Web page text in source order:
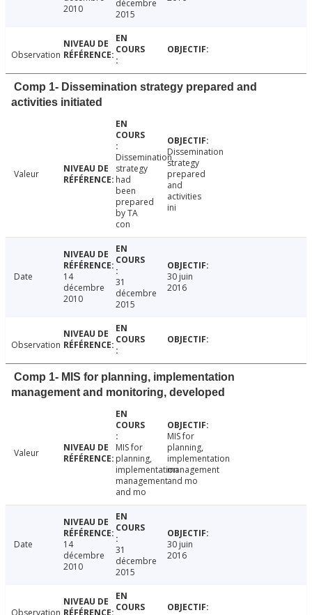
2010
décembre
2015
Observation
Comp 1- Dissemination strategy prepared and
activities initiated
Valeur
Dissemination
strategy
had
been
prepared
by TA
con
Dissemination
strategy
prepared
and
activities
ini
Date
14
décembre
2010
31
décembre
2015
30 juin
2016
Observation
Comp 1- MIS for planning, implementation
management and monitoring, developed
Valeur
MIS for
planning,
implementation
management
and mo
MIS for
planning,
implementation
management
and mo
Date
14
décembre
2010
31
décembre
2015
30 juin
2016